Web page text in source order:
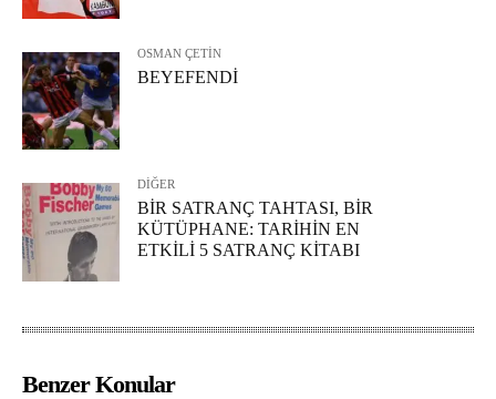
OSMAN ÇETİN
BEYEFENDİ
DİĞER
BİR SATRANÇ TAHTASI, BİR
KÜTÜPHANE: TARİHİN EN
ETKİLİ 5 SATRANÇ KİTABI
Benzer Konular